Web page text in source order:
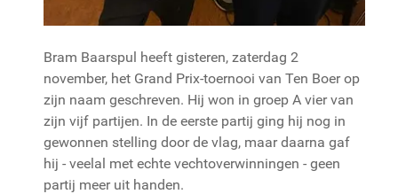
Bram Baarspul heeft gisteren, zaterdag 2
november, het Grand Prix-toernooi van Ten Boer op
zijn naam geschreven. Hij won in groep A vier van
zijn vijf partijen. In de eerste partij ging hij nog in
gewonnen stelling door de vlag, maar daarna gaf
hij - veelal met echte vechtoverwinningen - geen
partij meer uit handen.